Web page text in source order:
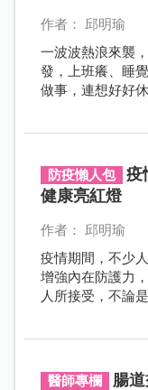
作者： 邱明瑜
一波波熱浪來襲
發，上班癢、睡
做事，連想好好
防疫懶人包
疫
健康亮紅燈
作者： 邱明瑜
疫情期間，不少
增強內在防護力
人所接受，不論
醫師專欄
腸